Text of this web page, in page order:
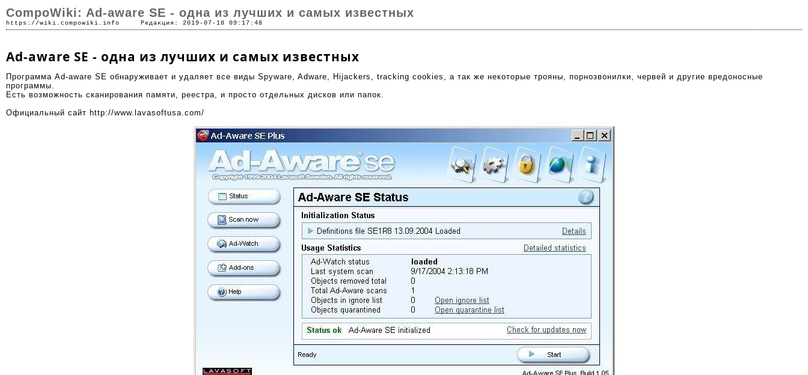
CompoWiki: Ad-aware SE - одна из лучших и самых известных
https://wiki.compowiki.info Редакция: 2019-07-18 09:17:48
Ad-aware SE - одна из лучших и самых известных
Программа Ad-aware SE обнаруживает и удаляет все виды Spyware, Adware, Hijackers, tracking cookies, а так же некоторые трояны, порнозвонилки, червей и другие вредоносные
программы.
Есть возможность сканирования памяти, реестра, и просто отдельных дисков или папок.
Официальный сайт http://www.lavasoftusa.com/